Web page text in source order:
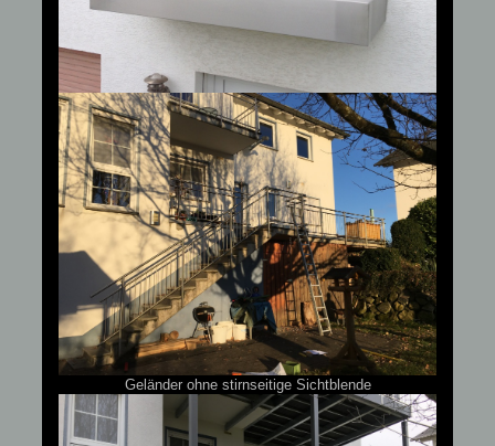
Geländer ohne stirnseitige Sichtblende